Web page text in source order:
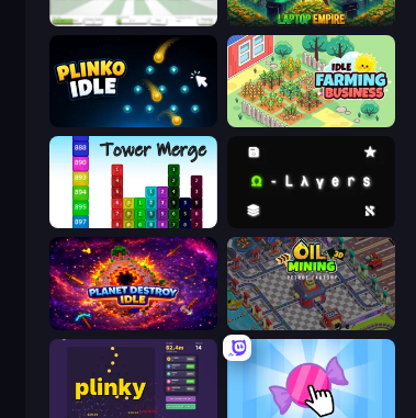
Idle Dice Laptop Empire
Plinko Idle Idle Farming Business
Tower Merge Omega Layers
Planet Destroy Idle Oil Mining 3D: Petrol Factory